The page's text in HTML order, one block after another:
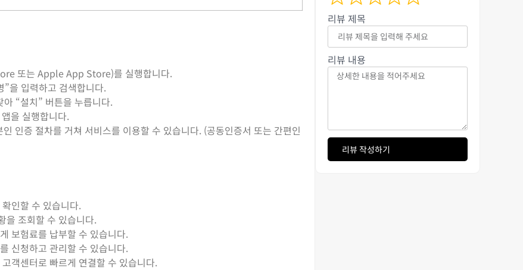
또는 Apple App Store)를 실행합니다.
을 입력하고 검색합니다.
“설치” 버튼을 누릅니다.
을 실행합니다.
인증 절차를 거쳐 서비스를 이용할 수 있습니다. (공동인증서 또는 간편인
인할 수 있습니다.
을 조회할 수 있습니다.
보험료를 납부할 수 있습니다.
신청하고 관리할 수 있습니다.
객센터로 빠르게 연결할 수 있습니다.
리뷰 제목
리뷰 내용
리뷰 작성하기